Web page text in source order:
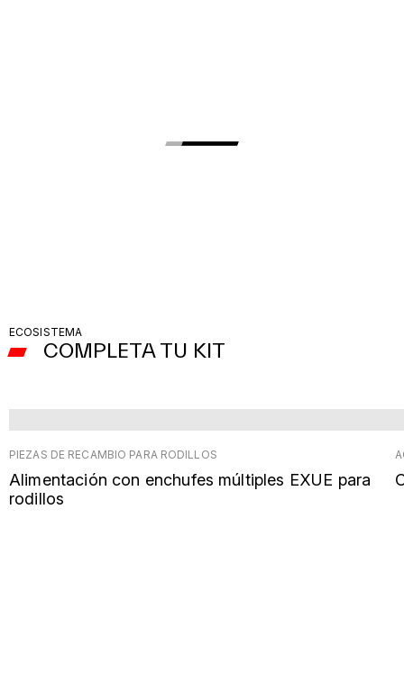
ECOSISTEMA
COMPLETA TU KIT
PIEZAS DE RECAMBIO PARA RODILLOS
Alimentación con enchufes múltiples EXUE para
rodillos